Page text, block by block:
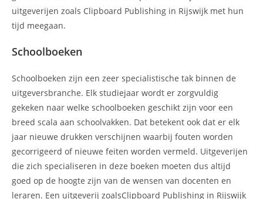
uitgeverijen zoals Clipboard Publishing in Rijswijk met hun
tijd meegaan.
Schoolboeken
Schoolboeken zijn een zeer specialistische tak binnen de
uitgeversbranche. Elk studiejaar wordt er zorgvuldig
gekeken naar welke schoolboeken geschikt zijn voor een
breed scala aan schoolvakken. Dat betekent ook dat er elk
jaar nieuwe drukken verschijnen waarbij fouten worden
gecorrigeerd of nieuwe feiten worden vermeld. Uitgeverijen
die zich specialiseren in deze boeken moeten dus altijd
goed op de hoogte zijn van de wensen van docenten en
leraren. Een uitgeverij zoalsClipboard Publishing in Rijswijk